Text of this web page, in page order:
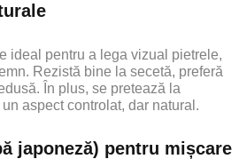
ideal pentru a lega vizual pietrele,
Rezistă bine la secetă, preferă
În plus, se pretează la
aspect controlat, dar natural.
japoneză) pentru mișcare